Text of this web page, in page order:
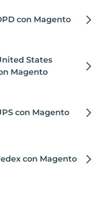
con Magento
States
Magento
con Magento
con Magento